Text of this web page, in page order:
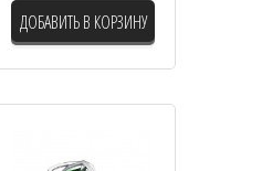
ДОБАВИТЬ В КОРЗИНУ